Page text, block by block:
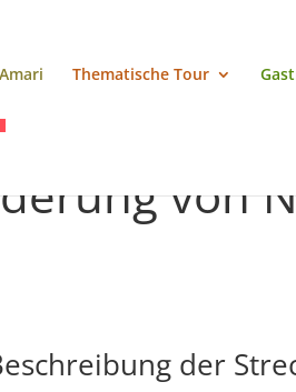
Thematische Tour
von
der